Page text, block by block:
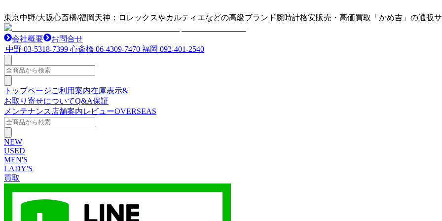
東京中野/大阪心斎橋/福岡天神：ロレックスやカルティエなどの高級ブランド腕時計格安販売・高価買取「かめ吉」の通販
会社概要
お問合せ
中野 03-5318-7399 心斎橋 06-4309-7470 福岡 092-401-2540
トップページご利用案内在庫表示&
お取り寄せについてQ&A保証
メンテナンス 店舗案内レビューOVERSEAS
NEW
USED
MEN'S
LADY'S
買取